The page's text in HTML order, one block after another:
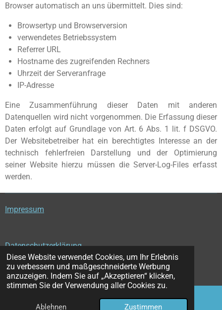
Diese Website verwendet Cookies, um Ihr Erlebnis
zu verbessern und maßgeschneiderte Werbung
anzuzeigen. Indem Sie auf „Akzeptieren“ klicken,
stimmen Sie der Verwendung aller Cookies zu.
Ablehnen Zustimmen
Browser automatisch an uns übermittelt. Dies sind:
Browsertyp und Browserversion
verwendetes Betriebssystem
Referrer URL
Hostname des zugreifenden Rechners
Uhrzeit der Serveranfrage
IP-Adresse
Eine Zusammenführung dieser Daten mit anderen
Datenquellen wird nicht vorgenommen. Die Erfassung dieser
Daten erfolgt auf Grundlage von Art. 6 Abs. 1 lit. f DSGVO.
Der Websitebetreiber hat ein berechtigtes Interesse an der
technisch fehlerfreien Darstellung und der Optimierung
seiner Website hierzu müssen die Server-Log-Files erfasst
werden.
Impressum
Datenschutzerklärung
© 2025 - 2026 Praxis Grethler - Privatpraxis für
Psychotherapie